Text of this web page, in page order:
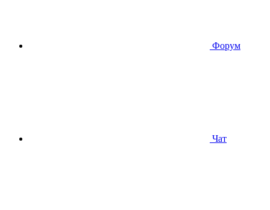
Форум
Чат